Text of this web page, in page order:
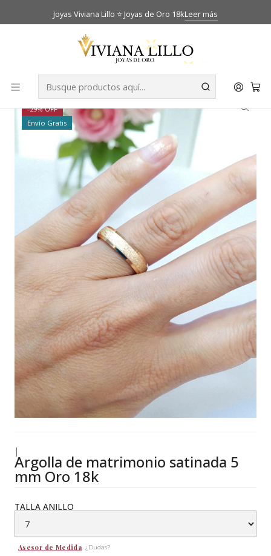
Joyas Viviana Lillo ⭐ Joyas de Oro 18kLeer más
Inicio Anillos
Argolla de matrimonio satinada 5 mm Oro 18k
-29% OFF
Envío Gratis
|
Argolla de matrimonio satinada 5
mm Oro 18k
TALLA ANILLO
Asesor de Medida ¿Dudas?